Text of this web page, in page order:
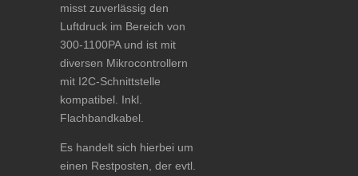
misst zuverlässig den
Luftdruck im Bereich von
300-1100PA und ist mit
diversen Mikrocontrollern
mit I2C-Schnittstelle
kompatibel. Inkl.
Flachbandkabel.
Es handelt sich hierbei um
einen Restposten, der evtl.